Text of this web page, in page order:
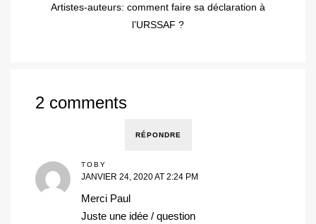
Artistes-auteurs: comment faire sa déclaration à
l’URSSAF ?
2 comments
RÉPONDRE
TOBY
JANVIER 24, 2020 AT 2:24 PM
Merci Paul
Juste une idée / question